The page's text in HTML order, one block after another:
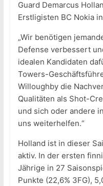
Guard Demarcus
Erstligisten BC Nokia
„Wir benötigen
Defense verbessert
idealen Kandidaten
Towers-
Willoughby die
Qualitäten als Shot-
und sich oder andere
uns weiterhelfen.“
Holland ist in dieser
aktiv. In der ersten
Jährige in 27
Punkte (22,6% 3FG),